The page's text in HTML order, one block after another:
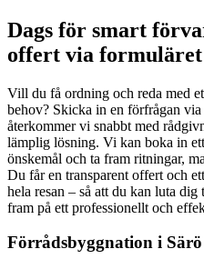
Dags för smart
offert via
Vill du få ordning och reda med
behov? Skicka in en förfrågan
återkommer vi snabbt med
lämplig lösning. Vi kan boka in
önskemål och ta fram ritningar,
Du får en transparent offert och
hela resan – så att du kan luta
fram på ett professionellt och
Förrådsbyggnation i Särö